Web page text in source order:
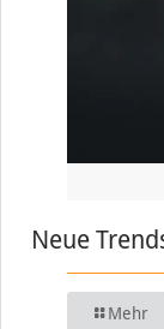
Neue
Mehr